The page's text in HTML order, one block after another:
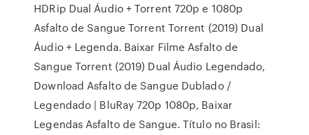
HDRip Dual Áudio + Torrent 720p e 1080p
Asfalto de Sangue Torrent Torrent (2019) Dual
Áudio + Legenda. Baixar Filme Asfalto de
Sangue Torrent (2019) Dual Áudio Legendado,
Download Asfalto de Sangue Dublado /
Legendado | BluRay 720p 1080p, Baixar
Legendas Asfalto de Sangue. Título no Brasil: